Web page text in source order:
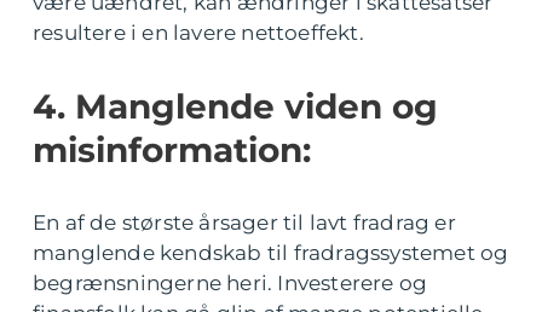
resultere i en lavere nettoeffekt.
4. Manglende viden og
misinformation:
En af de største årsager til lavt fradrag er
manglende kendskab til fradragssystemet og
begrænsningerne heri. Investerere og